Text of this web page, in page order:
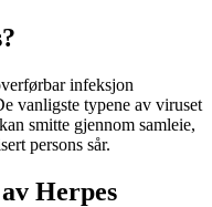
infeksjon
vanligste typene av viruset
smitte gjennom samleie,
persons sår.
Herpes